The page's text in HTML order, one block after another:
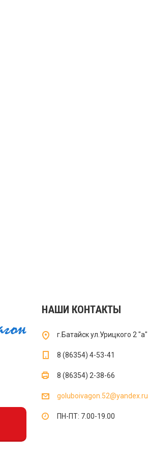
НАШИ КОНТАКТЫ
г.Батайск ул.Урицкого 2 "а"
8 (86354) 4-53-41
8 (86354) 2-38-66
goluboivagon.52@yandex.ru
ПН-ПТ: 7.00-19.00